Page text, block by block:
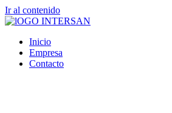
Ir al contenido
Inicio
Empresa
Contacto